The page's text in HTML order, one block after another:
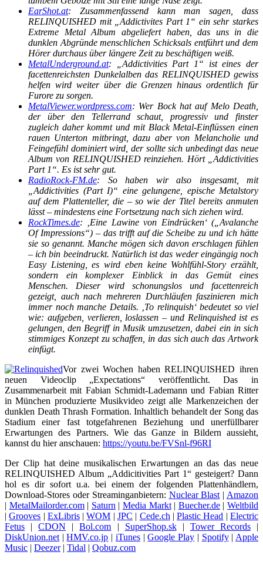
EarShot.at: Zusammenfassend kann man sagen, dass
RELINQUISHED mit „Addictivites Part 1“ ein sehr starkes
Extreme Metal Album abgeliefert haben, das uns in die
dunklen Abgründe menschlichen Schicksals entführt und dem
Hörer durchaus über längere Zeit zu beschäftigen weiß.
MetalUnderground.at: „Addictivities Part 1“ ist eines der
facettenreichsten Dunkelalben das RELINQUISHED gewiss
helfen wird weiter über die Grenzen hinaus ordentlich für
Furore zu sorgen.
MetalViewer.wordpress.com: Wer Bock hat auf Melo Death,
der über den Tellerrand schaut, progressiv und finster
zugleich daher kommt und mit Black Metal-Einflüssen einen
rauen Unterton mitbringt, dazu aber von Melancholie und
Feingefühl dominiert wird, der sollte sich unbedingt das neue
Album von RELINQUISHED reinziehen. Hört „Addictivities
Part 1“. Es ist sehr gut.
RadioRock-FM.de: So haben wir also insgesamt, mit
„Addictivities (Part I)“ eine gelungene, epische Metalstory
auf dem Plattenteller, die – so wie der Titel bereits anmuten
lässt – mindestens eine Fortsetzung nach sich ziehen wird.
RockTimes.de: ‚Eine Lawine von Eindrücken‘ („Avalanche
Of Impressions“) – das trifft auf die Scheibe zu und ich hätte
sie so genannt. Manche mögen sich davon erschlagen fühlen
– ich bin beeindruckt. Natürlich ist das weder eingängig noch
Easy Listening, es wird eben keine Wohlfühl-Story erzählt,
sondern ein komplexer Einblick in das Gemüt eines
Menschen. Dieser wird schonungslos und facettenreich
gezeigt, auch nach mehreren Durchläufen faszinieren mich
immer noch manche Details. ‚To relinquish‘ bedeutet so viel
wie: aufgeben, verlieren, loslassen – und Relinquished ist es
gelungen, den Begriff in Musik umzusetzen, dabei ein in sich
stimmiges Konzept zu schaffen, in das sich auch das Artwork
einfügt.
Vor zwei Wochen haben RELINQUISHED ihren
neuen Videoclip „Expectations“ veröffentlicht. Das in
Zusammenarbeit mit Fabian Schmidt-Lademann und Fabian Ritter
in München produzierte Musikvideo zeigt alle Markenzeichen der
dunklen Death Thrash Formation. Inhaltlich behandelt der Song das
Stadium einer fast totgefahrenen Beziehung und unerfüllbarer
Erwartungen des Partners. Wie das Ganze in Bildern aussieht,
kannst du hier anschauen: https://youtu.be/FVSnl-f96RI
Der Clip hat deine musikalischen Erwartungen an das das neue
RELINQUISHED Album „Addicitivities Part 1“ gesteigert? Dann
hol es dir sofort u.a. bei einem der folgenden Plattenhändlern,
Download-Stores oder Streaminganbietern: Nuclear Blast|Amazon
| MetalMailorder.com| Saturn|Media Markt| Buecher.de|Weltbild
|Grooves | ExLibris|WOM |JPC | Cede.ch|Plastic Head |Electric
Fetus |CDON |Bol.com | SuperShop.sk| Tower Records|
DiskUnion.net|HMV.co.jp | iTunes|Google Play | Spotify|Apple
Music | Deezer| Tidal | Qobuz.com